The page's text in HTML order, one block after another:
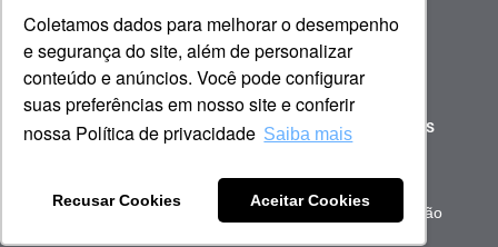
Coletamos dados para melhorar o desempenho
e segurança do site, além de personalizar
conteúdo e anúncios. Você pode configurar
suas preferências em nosso site e conferir
nossa Política de privacidade Saiba mais
Recusar Cookies Aceitar Cookies
Copyright © 2023 Giovanna Baby - Todos os
direitos reservados
Sob gestão de: Scienza Ecommerce Comercio de
Cosméticos - CNPJ 51.053.600/0001-59 | Barueri, São
Paulo